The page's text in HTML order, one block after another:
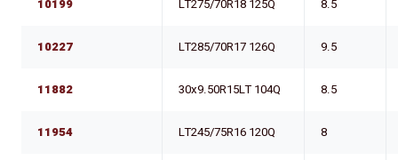
10199 LT275/70R18 125Q 8.5
10227 LT285/70R17 126Q 9.5
11882 30x9.50R15LT 104Q 8.5
11954 LT245/75R16 120Q 8